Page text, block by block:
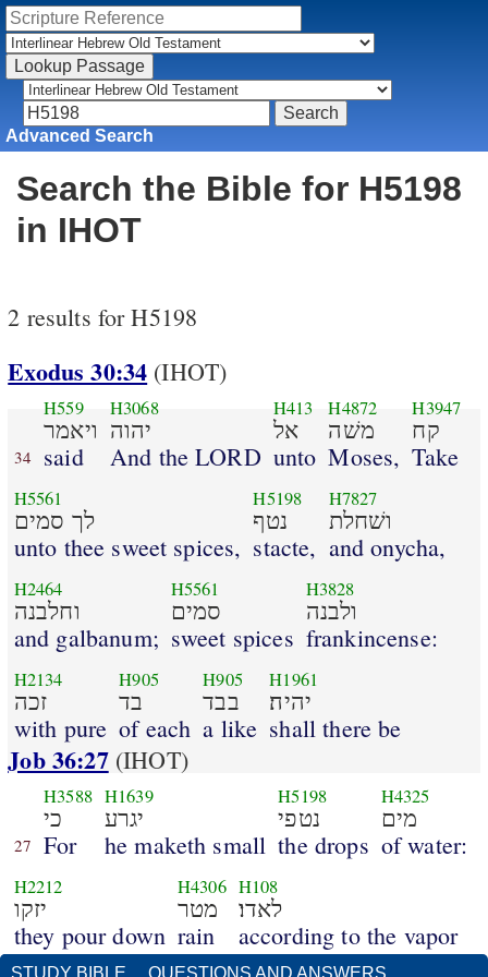
Advanced Search
Search the Bible for H5198
in IHOT
2 results for H5198
Exodus 30:34 (IHOT)
34
H559
ויאמר
said
H3068
יהוה
And the LORD
H413
אל
unto
H4872
משׁה
Moses,
H3947
קח
Take
H5561
לך סמים
unto thee sweet spices,
H5198
נטף
stacte,
H7827
ושׁחלת
and onycha,
H2464
וחלבנה
and galbanum;
H5561
סמים
sweet spices
H3828
ולבנה
frankincense:
H2134
זכה
with pure
H905
בד
of each
H905
בבד
a like
H1961
יהיה׃
shall there be
Job 36:27(IHOT)
27
H3588
כי
For
H1639
יגרע
he maketh small
H5198
נטפי
the drops
H4325
מים
of water:
H2212
יזקו
they pour down
H4306
מטר
rain
H108
לאדו׃
according to the vapor